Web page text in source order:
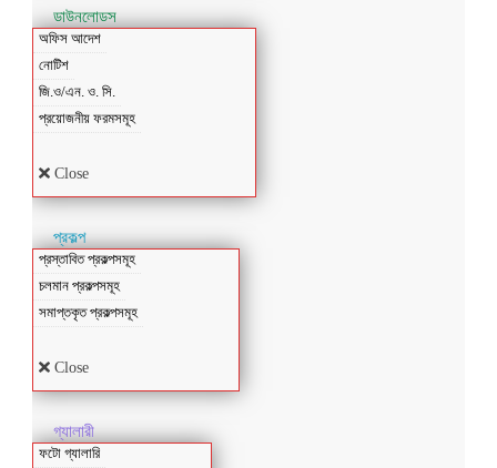
ডাউনলোডস
অফিস আদেশ
নোটিশ
জি.ও/এন. ও. সি.
প্রয়োজনীয় ফরমসমূহ
Close
প্রকল্প
প্রস্তাবিত প্রকল্পসমূহ
চলমান প্রকল্পসমূহ
সমাপ্তকৃত প্রকল্পসমূহ
Close
গ্যালারী
ফটো গ্যালারি